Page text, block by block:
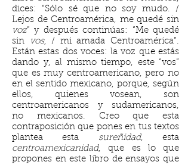
dices: “Sólo sé que no soy mudo. /
Lejos de Centroamérica, me quedé sin
voz” y después continúas: “Me quedé
sin
vos, / mi amada Centroamérica”.
Están estas dos voces: la voz que estás
dando y, al mismo tiempo, este “vos”
que es muy centroamericano, pero no
en el sentido mexicano, porque, según
ellos, quienes vosean, son
centroamericanos y sudamericanos,
no mexicanos. Creo que esta
contraposición que pones en tus textos
plantea esta sureñidad, esta
centroamexicanidad, que es lo que
propones en este libro de ensayos que